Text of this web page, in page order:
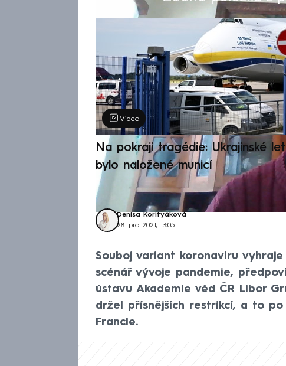
Video
Na pokraji tragédie: Ukrajinské
bylo naložené municí
Denisa Korityáková
28. pro 2021, 13:05
Souboj variant koronaviru
scénář vývoje pandemie,
ústavu Akademie věd ČR Libor
držel přísnějších restrikcí, a to
Francie.